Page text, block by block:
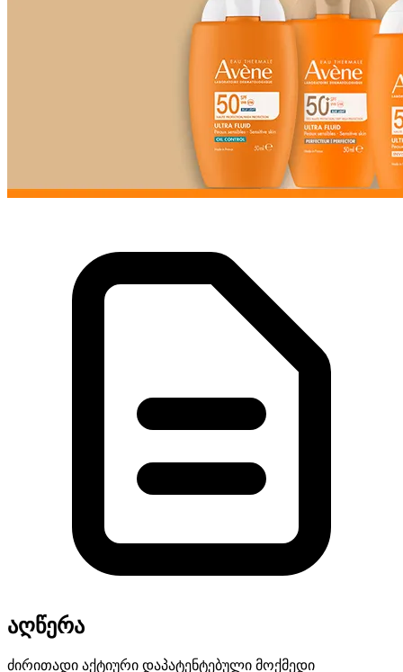
აღწერა
ძირითადი აქტიური დაპატენტებული მოქმედი